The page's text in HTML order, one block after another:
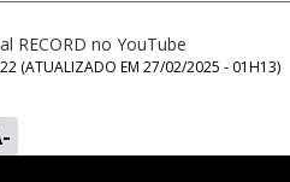
RECORD no YouTube
(ATUALIZADO EM 27/02/2025 - 01H13)